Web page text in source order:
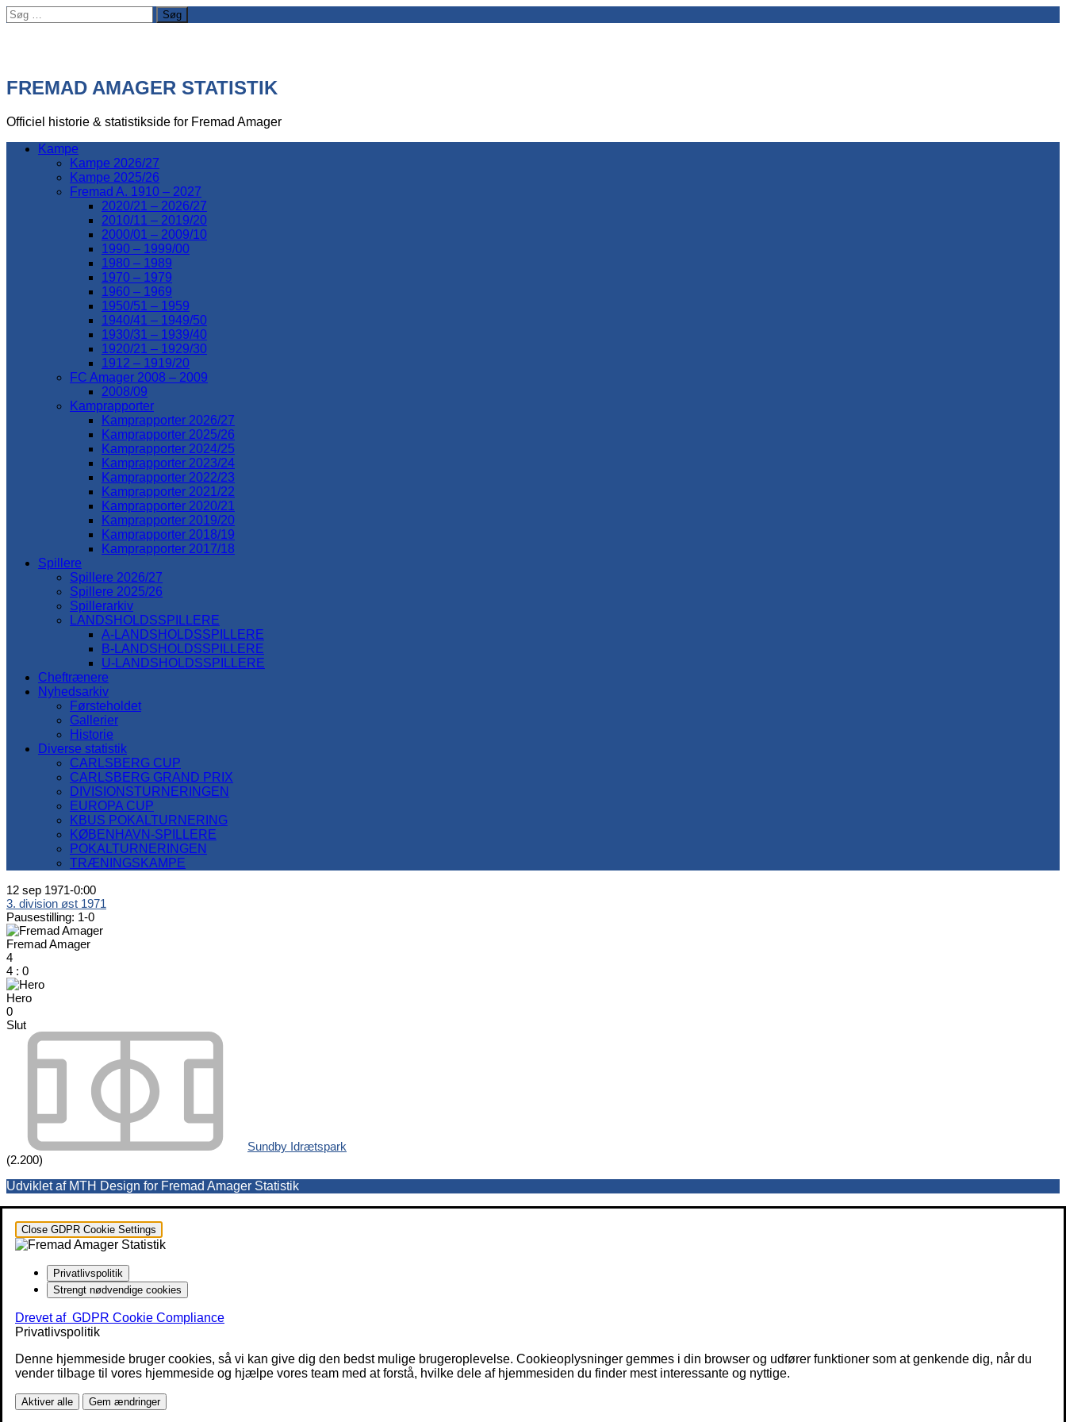
Søg
efter:
FREMAD AMAGER STATISTIK
Officiel historie & statistikside for Fremad Amager
Kampe
Kampe 2026/27
Kampe 2025/26
Fremad A. 1910 – 2027
2020/21 – 2026/27
2010/11 – 2019/20
2000/01 – 2009/10
1990 – 1999/00
1980 – 1989
1970 – 1979
1960 – 1969
1950/51 – 1959
1940/41 – 1949/50
1930/31 – 1939/40
1920/21 – 1929/30
1912 – 1919/20
FC Amager 2008 – 2009
2008/09
Kamprapporter
Kamprapporter 2026/27
Kamprapporter 2025/26
Kamprapporter 2024/25
Kamprapporter 2023/24
Kamprapporter 2022/23
Kamprapporter 2021/22
Kamprapporter 2020/21
Kamprapporter 2019/20
Kamprapporter 2018/19
Kamprapporter 2017/18
Spillere
Spillere 2026/27
Spillere 2025/26
Spillerarkiv
LANDSHOLDSSPILLERE
A-LANDSHOLDSSPILLERE
B-LANDSHOLDSSPILLERE
U-LANDSHOLDSSPILLERE
Cheftrænere
Nyhedsarkiv
Førsteholdet
Gallerier
Historie
Diverse statistik
CARLSBERG CUP
CARLSBERG GRAND PRIX
DIVISIONSTURNERINGEN
EUROPA CUP
KBUS POKALTURNERING
KØBENHAVN-SPILLERE
POKALTURNERINGEN
TRÆNINGSKAMPE
12 sep 1971-0:00
3. division øst 1971
Pausestilling: 1-0
Fremad Amager
4
4 : 0
Hero
0
Slut
Sundby Idrætspark
(2.200)
Udviklet af MTH Design for Fremad Amager Statistik
Close GDPR Cookie Settings
Privatlivspolitik
Strengt nødvendige cookies
Drevet af GDPR Cookie Compliance
Privatlivspolitik
Denne hjemmeside bruger cookies, så vi kan give dig den bedst mulige brugeroplevelse. Cookieoplysninger gemmes i din browser og udfører funktioner som at genkende dig, når du
vender tilbage til vores hjemmeside og hjælpe vores team med at forstå, hvilke dele af hjemmesiden du finder mest interessante og nyttige.
Aktiver alle Gem ændringer